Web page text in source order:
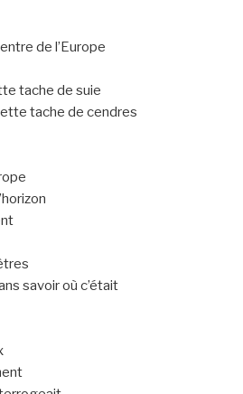
de l’Europe
tache de suie
tache de cendres
savoir où c’était